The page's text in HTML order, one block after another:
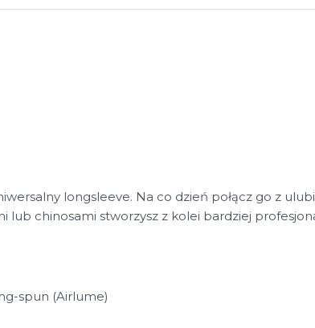
longsleeve. Na co dzień połącz go z
lub chinosami stworzysz z kolei bardziej
spun (Airlume)